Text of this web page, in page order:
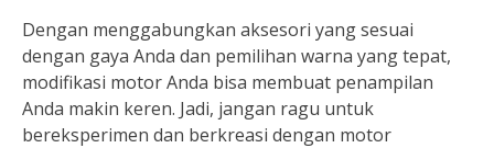
Dengan menggabungkan aksesori yang sesuai
dengan gaya Anda dan pemilihan warna yang tepat,
modifikasi motor Anda bisa membuat penampilan
Anda makin keren. Jadi, jangan ragu untuk
bereksperimen dan berkreasi dengan motor